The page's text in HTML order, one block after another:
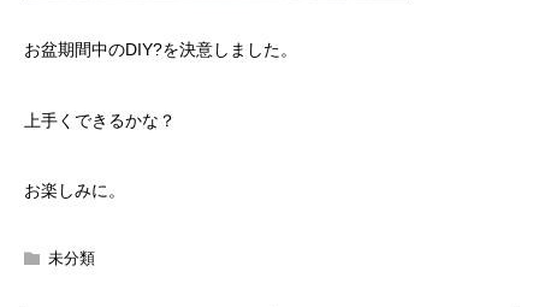
お盆期間中のDIY?を決意しました。
上手くできるかな？
お楽しみに。
未分類